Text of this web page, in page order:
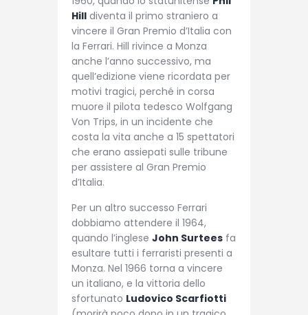
Hill diventa il primo straniero a
vincere il Gran Premio d’Italia con
la Ferrari. Hill rivince a Monza
anche l’anno successivo, ma
quell’edizione viene ricordata per
motivi tragici, perché in corsa
muore il pilota tedesco Wolfgang
Von Trips, in un incidente che
costa la vita anche a 15 spettatori
che erano assiepati sulle tribune
per assistere al Gran Premio
d’Italia.
Per un altro successo Ferrari
dobbiamo attendere il 1964,
quando l’inglese John Surtees fa
esultare tutti i ferraristi presenti a
Monza. Nel 1966 torna a vincere
un italiano, e la vittoria dello
sfortunato Ludovico Scarfiotti